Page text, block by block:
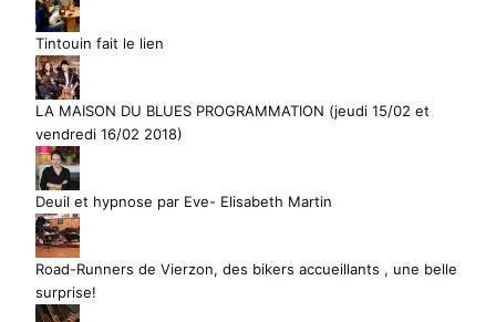
Tintouin fait le lien
LA MAISON DU BLUES PROGRAMMATION (jeudi 15/02 et
vendredi 16/02 2018)
Deuil et hypnose par Eve- Elisabeth Martin
Road-Runners de Vierzon, des bikers accueillants , une belle
surprise!